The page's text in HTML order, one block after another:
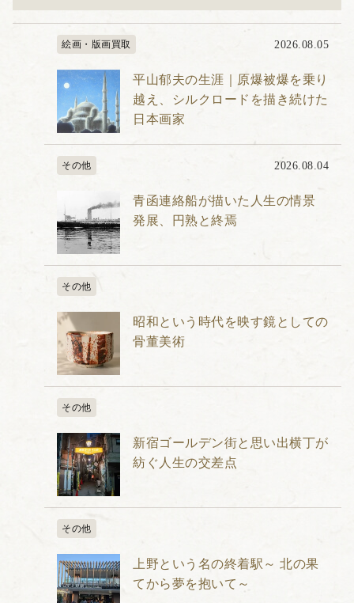
絵画・版画買取 2026.08.05
平山郁夫の生涯｜原爆被爆を乗り
越え、シルクロードを描き続けた
日本画家
その他 2026.08.04
青函連絡船が描いた人生の情景
発展、円熟と終焉
その他
昭和という時代を映す鏡としての
骨董美術
その他
新宿ゴールデン街と思い出横丁が
紡ぐ人生の交差点
その他
上野という名の終着駅～ 北の果
てから夢を抱いて～